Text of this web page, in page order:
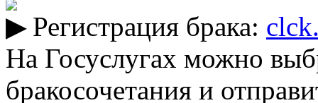
Регистрация брака:
На Госуслугах можно
бракосочетания и